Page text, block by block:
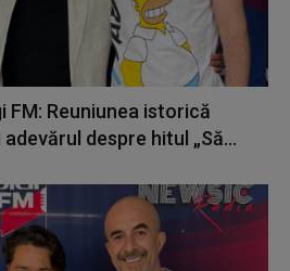
FM: Reuniunea istorică
despre hitul „Să...